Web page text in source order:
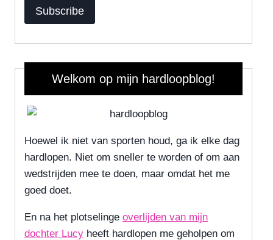
Subscribe
Welkom op mijn hardloopblog!
Hoewel ik niet van sporten houd, ga ik elke dag
hardlopen. Niet om sneller te worden of om aan
wedstrijden mee te doen, maar omdat het me
goed doet.
En na het plotselinge overlijden van mijn
dochter Lucy heeft hardlopen me geholpen om